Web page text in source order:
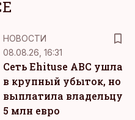
НОВОСТИ
08.08.26, 16:31
Сеть Ehituse ABC ушла
в крупный убыток, но
выплатила владельцу
5 млн евро